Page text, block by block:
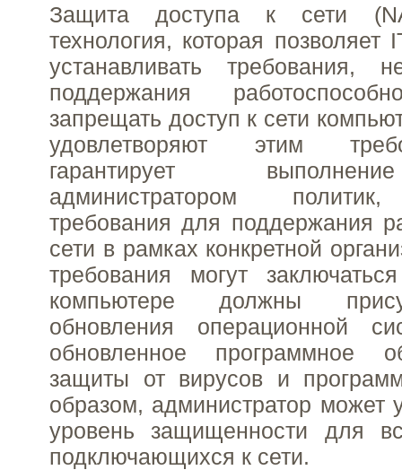
Защита доступа к сети
технология, которая позволяет
устанавливать требования,
поддержания
запрещать доступ к сети
удовлетворяют этим
гарантирует
администратором
требования для поддержания
сети в рамках конкретной
требования могут
компьютере должны
обновления операционной
обновленное программное
защиты от вирусов и
образом, администратор может
уровень защищенности для
подключающихся к сети.